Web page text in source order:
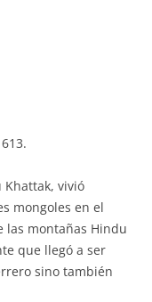
Khattak, vivió
mongoles en el
las montañas Hindu
que llegó a ser
sino también